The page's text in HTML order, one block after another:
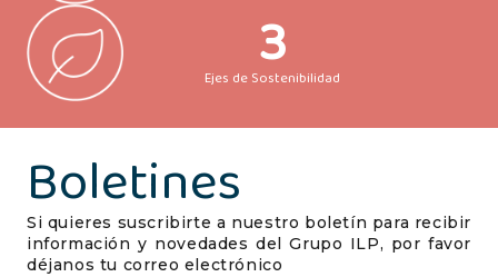
Ejes de Sostenibilidad
3
Boletines
Si quieres suscribirte a nuestro boletín para recibir
información y novedades del Grupo ILP, por favor
déjanos tu correo electrónico